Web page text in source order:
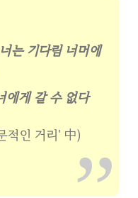
는 기다림 너머에
에게 갈 수 없다
적인 거리' 中)